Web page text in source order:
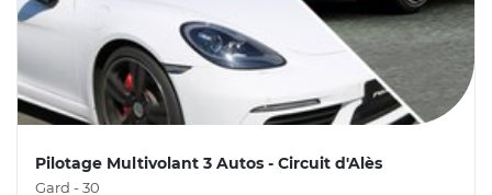
Pilotage Multivolant 3 Autos - Circuit d'Alès
Gard - 30